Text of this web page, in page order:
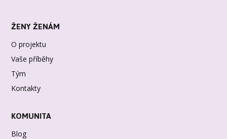
ŽENY ŽENÁM
O projektu
Vaše příběhy
Tým
Kontakty
KOMUNITA
Blog